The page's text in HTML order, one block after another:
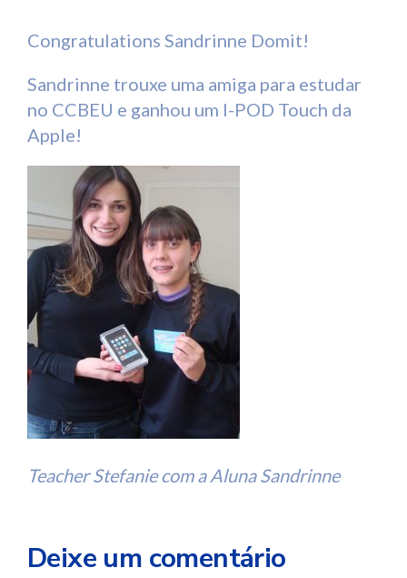
Congratulations Sandrinne Domit!
Sandrinne trouxe uma amiga para estudar
no CCBEU e ganhou um I-POD Touch da
Apple!
Teacher Stefanie com a Aluna Sandrinne
Deixe um comentário